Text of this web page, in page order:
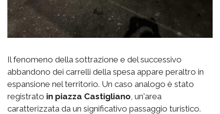
Il fenomeno della sottrazione e del successivo
abbandono dei carrelli della spesa appare peraltro in
espansione nel territorio. Un caso analogo è stato
registrato in piazza Castigliano , un'area
caratterizzata da un significativo passaggio turistico.